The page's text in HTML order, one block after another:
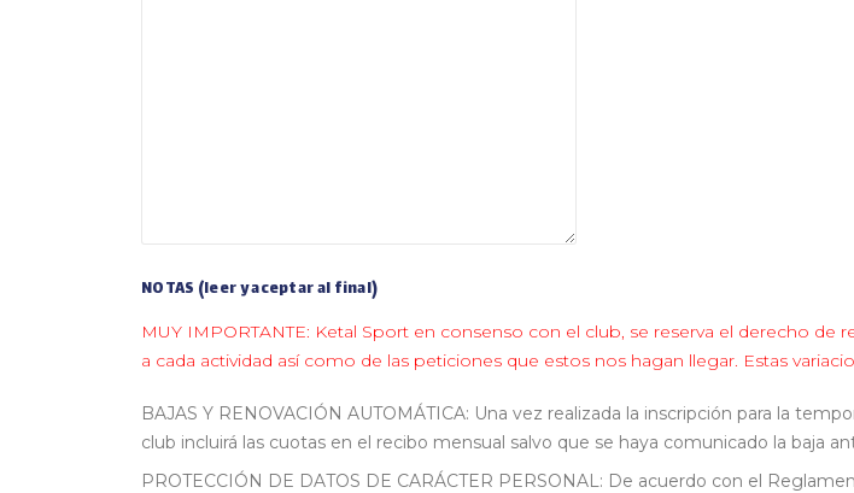
NOTAS (leer y aceptar al final)
MUY IMPORTANTE: Ketal Sport en consenso con el club, se reserva el derecho
a cada actividad así como de las peticiones que estos nos hagan llegar. Estas
BAJAS Y RENOVACIÓN AUTOMÁTICA: Una vez realizada la inscripción para la
club incluirá las cuotas en el recibo mensual salvo que se haya comunicado la baja
PROTECCIÓN DE DATOS DE CARÁCTER PERSONAL: De acuerdo con el